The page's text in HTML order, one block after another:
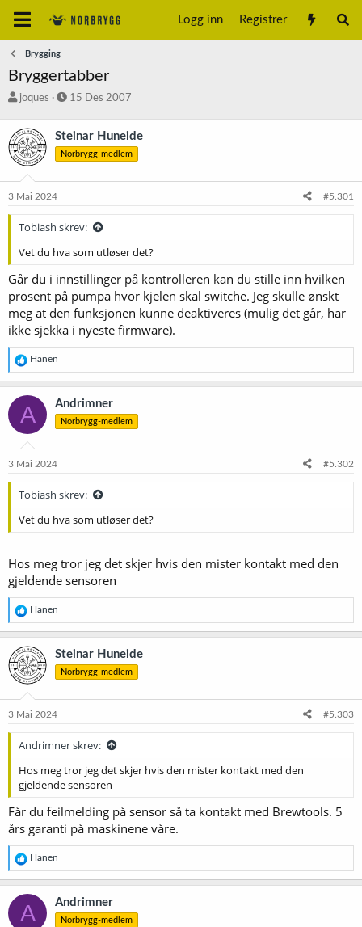
Logg inn Registrer
Brygging
Bryggertabber
T
å
d
s
a
r
t
e
joques
S
r
t
a
o
15 Des 2007
Steinar Huneide
Norbrygg-medlem
3 Mai 2024 #5.301
Tobiash skrev:
Vet du hva som utløser det?
Går du i innstillinger på kontrolleren kan du stille inn hvilken
prosent på pumpa hvor kjelen skal switche. Jeg skulle ønskt
meg at den funksjonen kunne deaktiveres (mulig det går, har
ikke sjekka i nyeste firmware).
R
e
a
k
s
o
e
Hanen
A Andrimner
Norbrygg-medlem
3 Mai 2024 #5.302
Tobiash skrev:
Vet du hva som utløser det?
Hos meg tror jeg det skjer hvis den mister kontakt med den
gjeldende sensoren
R
e
a
k
s
j
o
e
Hanen
Steinar Huneide
Norbrygg-medlem
3 Mai 2024 #5.303
Andrimner skrev:
Hos meg tror jeg det skjer hvis den mister kontakt med den
gjeldende sensoren
Får du feilmelding på sensor så ta kontakt med Brewtools. 5
års garanti på maskinene våre.
R
e
a
k
s
Hanen
A Andrimner
Norbrygg-medlem